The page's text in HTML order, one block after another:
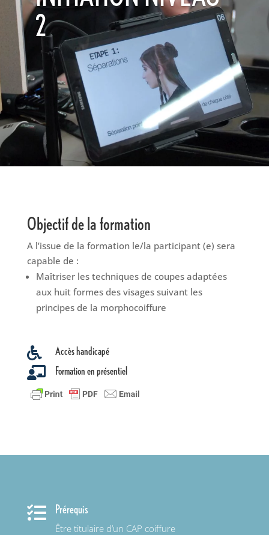
2
Objectif de la formation
A l’issue de la formation le/la participant (e) sera
capable de :
Maîtriser les techniques de coupes adaptées
aux huit formes des visages suivant les
principes de la morphocoiffure
 Accès handicapé
 Formation en présentiel
 Prérequis
Être titulaire d’un CAP coiffure